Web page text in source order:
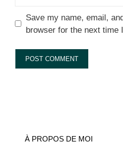
Save my name, email,
browser for the next time
À PROPOS DE MOI